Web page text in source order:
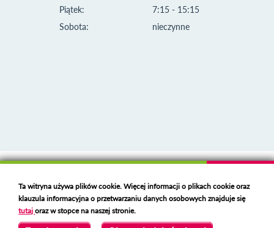
Piątek:
Sobota:
7:15 - 15:15
nieczynne
Deklaracja dostępności
Polski serwer RBLhttps://polspam.pl/
Copyright 2023 Urząd Miejski w Opolu Lubelskim
Ta witryna używa plików cookie. Więcej informacji o plikach cookie oraz
klauzula informacyjna o przetwarzaniu danych osobowych znajduje się
tutajoraz w stopce na naszej stronie.